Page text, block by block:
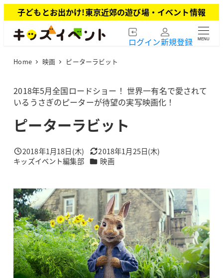
イ
子どもとお出かけ!東京近郊の遊び場・イベント情報
ログイン新規登録 MENU
Home 映画 ピーターラビット
2018年5月全国ロードショー！ 世界一有名で愛されて
いるうさぎのピーターが待望の実写映画化！
ピーターラビット
投稿日
2018年1月18日(木) 更新日
2018年1月25日(木)
著
キッズイベント編集部 カテゴリー
映画